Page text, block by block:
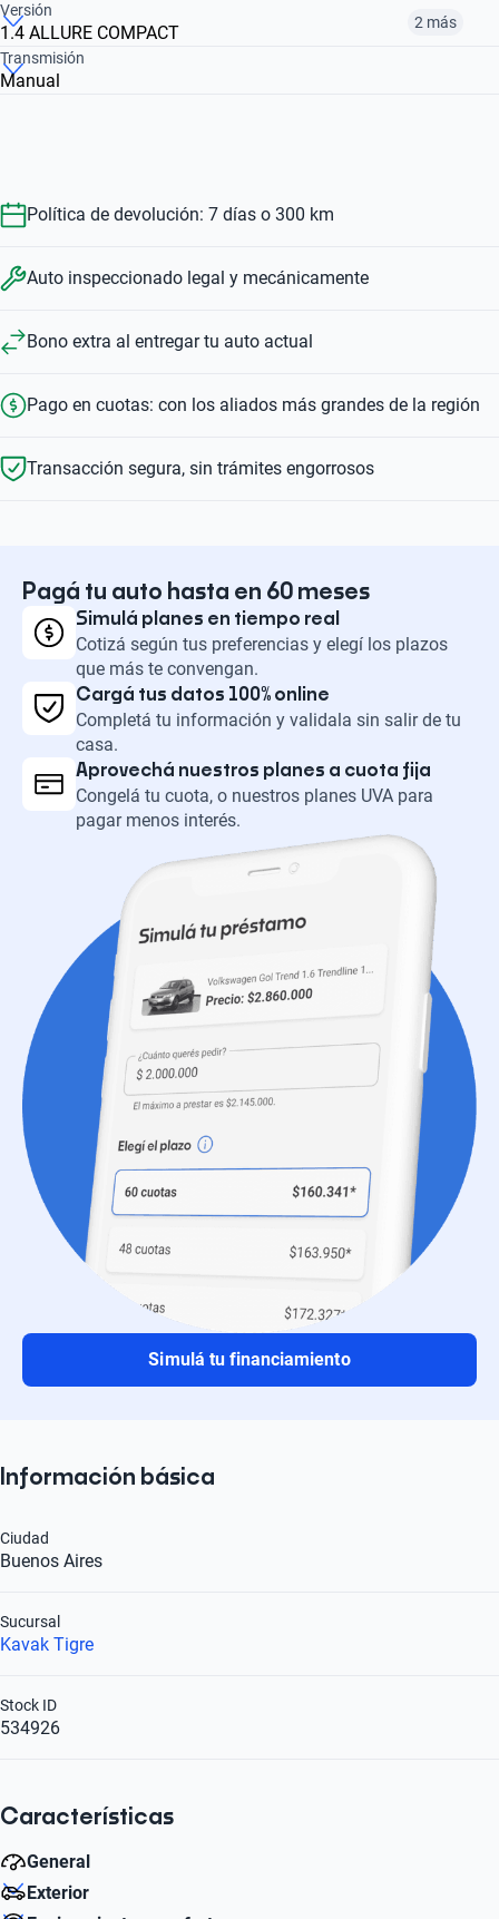
2010
$ 7.800.000
Versión
1.4 ALLURE COMPACT 2 más
Transmisión
Manual
Política de devolución: 7 días o 300 km
Auto inspeccionado legal y mecánicamente
Bono extra al entregar tu auto actual
Pago en cuotas: con los aliados más grandes de la región
Transacción segura, sin trámites engorrosos
Pagá tu auto hasta en 60 meses
Simulá planes en tiempo real
Cotizá según tus preferencias y elegí los plazos
que más te convengan.
Cargá tus datos 100% online
Completá tu información y validala sin salir de tu
casa.
Aprovechá nuestros planes a cuota fija
Congelá tu cuota, o nuestros planes UVA para
pagar menos interés.
Simulá tu financiamiento
Información básica
Buenos Aires
Ciudad
Kavak Tigre
Sucursal
534926
Stock ID
Características
General
Litros
Exterior